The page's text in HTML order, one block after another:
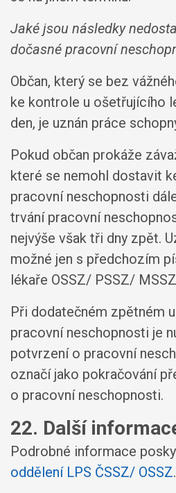
Jaké jsou následky
dočasné pracovní
Občan, který se bez
ke kontrole u ošetřujícího
den, je uznán práce
Pokud občan prokáže
které se nemohl dostavit
pracovní neschopnosti
trvání pracovní
nejvýše však tři dny zpět.
možné jen s předchozím
lékaře OSSZ/ PSSZ/
Při dodatečném zpětném
pracovní neschopnosti je
potvrzení o pracovní
označí jako pokračování
o pracovní neschopnosti.
22. Další
Podrobné informace
oddělení LPS ČSSZ/ OSSZ.